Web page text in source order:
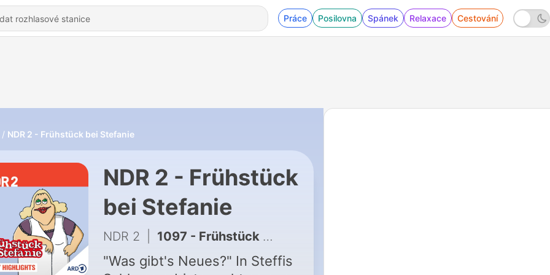
Práce Posilovna Spánek Relaxace Cestování
NDR 2 - Frühstück bei Stefanie
NDR 2 - Frühstück
bei Stefanie
NDR 2 1097 - Frühstück bei Stefanie: Lebensmittelkontrolle
"Was gibt's Neues?" In Steffis